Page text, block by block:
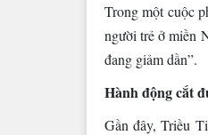
Trong một cuộc
người trẻ ở miền
đang giảm dần”.
Hành động cắt
Gần đây, Triều